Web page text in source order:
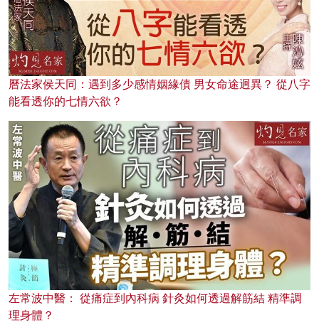
曆法家侯天同：遇到多少感情姻緣債 男女命途迥異？ 從八字
能看透你的七情六欲？
左常波中醫： 從痛症到內科病 針灸如何透過解筋結 精準調
理身體？